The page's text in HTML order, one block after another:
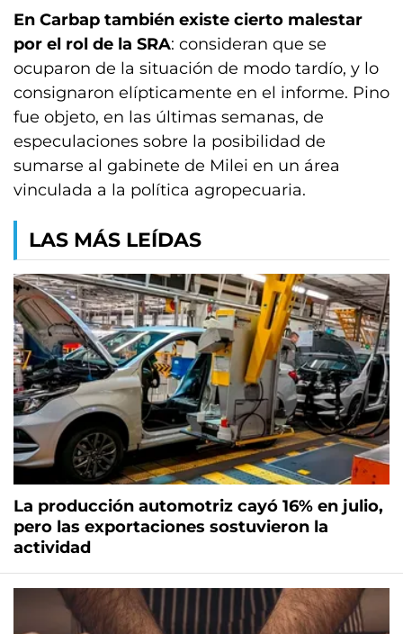
En Carbap también existe cierto malestar
por el rol de la SRA: consideran que se
ocuparon de la situación de modo tardío, y lo
consignaron elípticamente en el informe. Pino
fue objeto, en las últimas semanas, de
especulaciones sobre la posibilidad de
sumarse al gabinete de Milei en un área
vinculada a la política agropecuaria.
LAS MÁS LEÍDAS
La producción automotriz cayó 16% en julio,
pero las exportaciones sostuvieron la
actividad